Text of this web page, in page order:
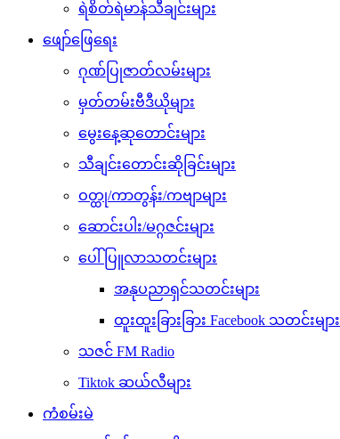
ရဲစိတ်ရဲမာန်သီချင်းများ
ဖျော်ဖြေရေး
ဂုဏ်ပြုဇာတ်လမ်းများ
မှတ်တမ်းဗီဒီယိုများ
မွေးနေ့ဆုတောင်းများ
သီချင်းတောင်းဆိုခြင်းများ
ဝတ္ထု/ကာတွန်း/ကဗျာများ
ဆောင်းပါး/မဂ္ဂဇင်းများ
ပေါ်ပြူလာသတင်းများ
အနုပညာရှင်သတင်းများ
ထူးထူးခြားခြား Facebook သတင်းများ
သဇင် FM Radio
Tiktok ဆယ်လီများ
ကံစမ်းမဲ